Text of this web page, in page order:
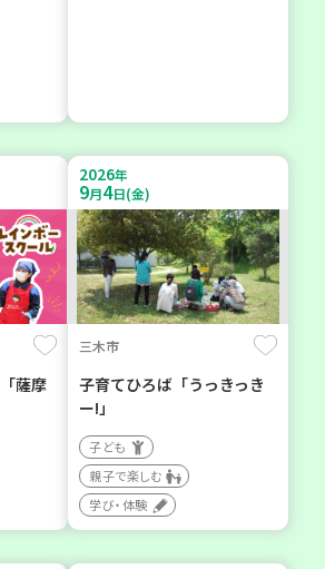
薩摩
2026年
9月4日(金)
三木市
子育てひろば「うっきっき
ー!」
子ども
親子で楽しむ
学び・体験